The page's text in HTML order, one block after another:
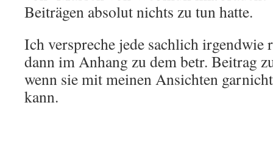
Beiträgen absolut nichts zu tun hatte.
Ich verspreche jede sachlich irgendwie
dann im Anhang zu dem betr. Beitrag
wenn sie mit meinen Ansichten
kann.